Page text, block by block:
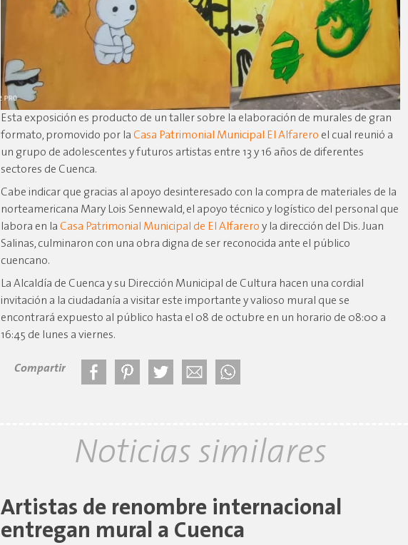
Esta exposición es producto de un taller sobre la elaboración de murales de gran
formato, promovido por la Casa Patrimonial Municipal El Alfarero el cual reunió a
un grupo de adolescentes y futuros artistas entre 13 y 16 años de diferentes
sectores de Cuenca.
Cabe indicar que gracias al apoyo desinteresado con la compra de materiales de la
norteamericana Mary Lois Sennewald, el apoyo técnico y logístico del personal que
labora en la Casa Patrimonial Municipal de El Alfarero y la dirección del Dis. Juan
Salinas, culminaron con una obra digna de ser reconocida ante el público
cuencano.
La Alcaldía de Cuenca y su Dirección Municipal de Cultura hacen una cordial
invitación a la ciudadanía a visitar este importante y valioso mural que se
encontrará expuesto al público hasta el 08 de octubre en un horario de 08:00 a
16:45 de lunes a viernes.
Compartir
Noticias similares
Artistas de renombre internacional
entregan mural a Cuenca